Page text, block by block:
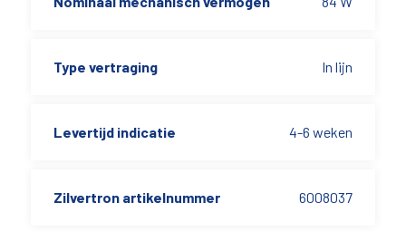
Type vertraging In lijn
Levertijd indicatie 4-6 weken
Zilvertron artikelnummer 6008037